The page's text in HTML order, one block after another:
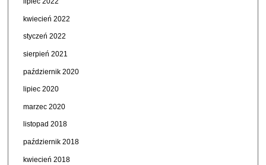
kwiecień 2022
styczeń 2022
sierpień 2021
październik 2020
lipiec 2020
marzec 2020
listopad 2018
październik 2018
kwiecień 2018